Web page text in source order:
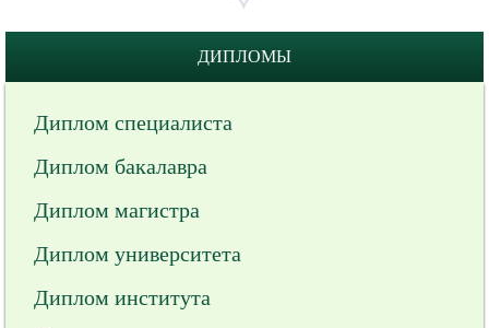
ДИПЛОМЫ
Диплом специалиста
Диплом бакалавра
Диплом магистра
Диплом университета
Диплом института